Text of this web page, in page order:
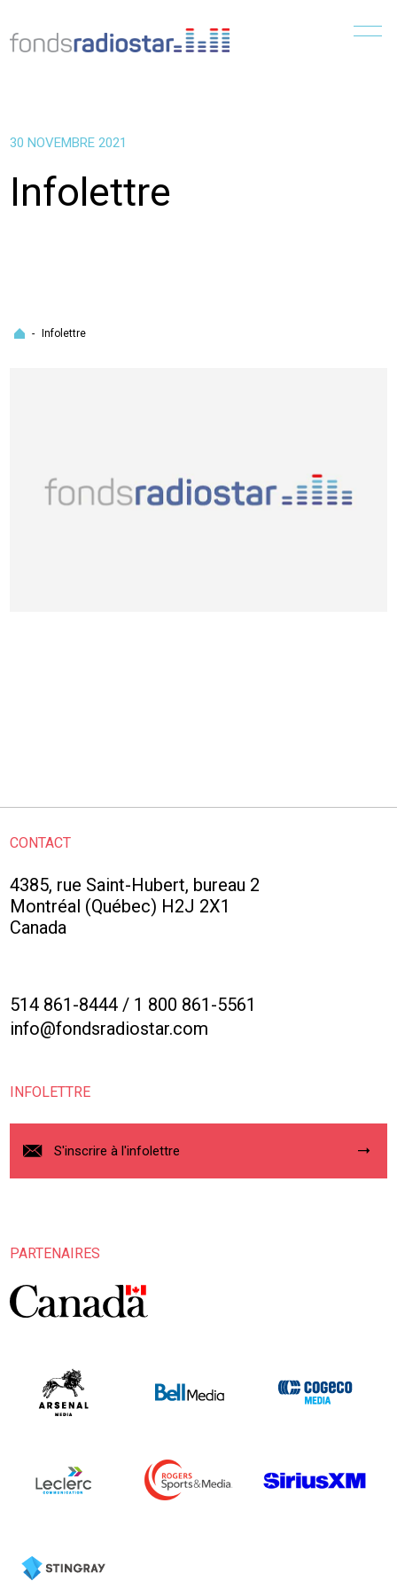
30 NOVEMBRE 2021
Infolettre
Accueil
- Infolettre
CONTACT
4385, rue Saint-Hubert, bureau 2
Montréal (Québec) H2J 2X1
Canada
514 861-8444 / 1 800 861-5561
info@fondsradiostar.com
INFOLETTRE
S'inscrire à l'infolettre
PARTENAIRES